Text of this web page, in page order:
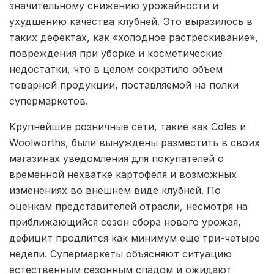
значительному снижению урожайности и
ухудшению качества клубней. Это выразилось в
таких дефектах, как «холодное растрескивание»,
повреждения при уборке и косметические
недостатки, что в целом сократило объем
товарной продукции, поставляемой на полки
супермаркетов.
Крупнейшие розничные сети, такие как Coles и
Woolworths, были вынуждены разместить в своих
магазинах уведомления для покупателей о
временной нехватке картофеля и возможных
изменениях во внешнем виде клубней. По
оценкам представителей отрасли, несмотря на
приближающийся сезон сбора нового урожая,
дефицит продлится как минимум еще три-четыре
недели. Супермаркеты объясняют ситуацию
естественным сезонным спадом и ожидают